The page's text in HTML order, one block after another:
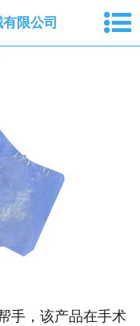
网站首页
产品中心
新闻中心
限公司
手，该产品在手术